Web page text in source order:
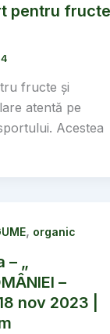
pentru fructe
fructe și
atentă pe
Acestea
, organic
– „
–
nov 2023 |